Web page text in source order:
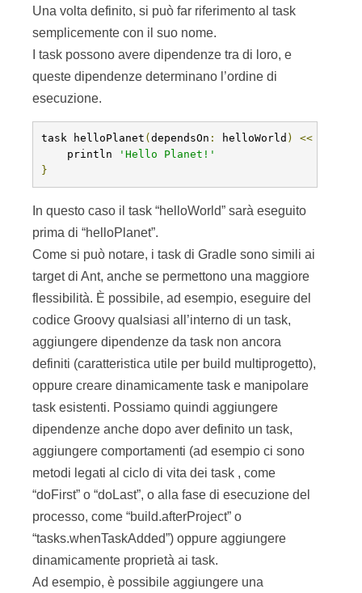
Una volta definito, si può far riferimento al task
semplicemente con il suo nome.
I task possono avere dipendenze tra di loro, e
queste dipendenze determinano l’ordine di
esecuzione.
task helloPlanet ( dependsOn : helloWorld ) <<
println
'Hello Planet!'
}
In questo caso il task “helloWorld” sarà eseguito
prima di “helloPlanet”.
Come si può notare, i task di Gradle sono simili ai
target di Ant, anche se permettono una maggiore
flessibilità. È possibile, ad esempio, eseguire del
codice Groovy qualsiasi all’interno di un task,
aggiungere dipendenze da task non ancora
definiti (caratteristica utile per build multiprogetto),
oppure creare dinamicamente task e manipolare
task esistenti. Possiamo quindi aggiungere
dipendenze anche dopo aver definito un task,
aggiungere comportamenti (ad esempio ci sono
metodi legati al ciclo di vita dei task , come
“doFirst” o “doLast”, o alla fase di esecuzione del
processo, come “build.afterProject” o
“tasks.whenTaskAdded”) oppure aggiungere
dinamicamente proprietà ai task.
Ad esempio, è possibile aggiungere una